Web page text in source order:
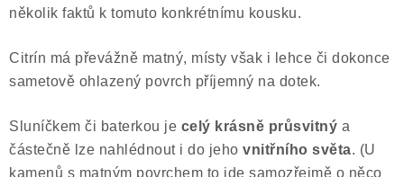
několik faktů k tomuto konkrétnímu kousku.
Citrín má převážně matný, místy však i lehce či dokonce
sametově ohlazený povrch příjemný na dotek.
Sluníčkem či baterkou je celý krásně průsvitný a
částečně lze nahlédnout i do jeho vnitřního světa. (U
kamenů s matným povrchem to jde samozřejmě o něco